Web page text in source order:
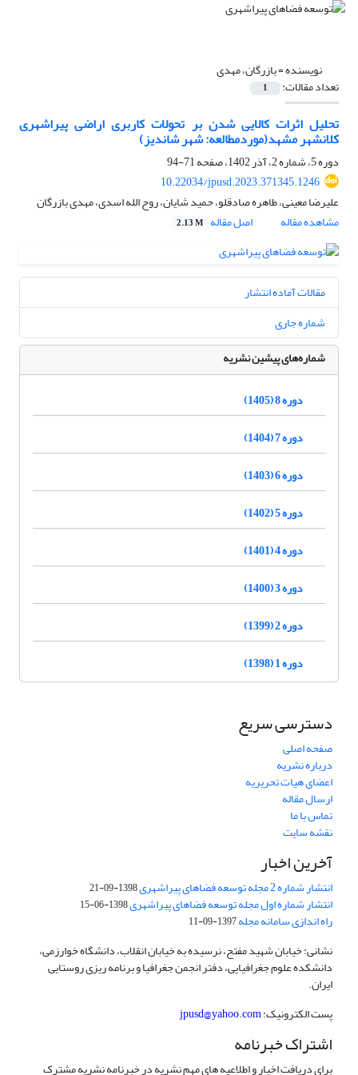
نویسنده =بازرگان، مهدی
تعداد مقالات: 1
تحلیل اثرات کالایی شدن بر تحولات کاربری اراضی پیراشهری
کلانشهر مشهد(موردمطالعه: شهر شاندیز)
دوره 5، شماره 2، آذر 1402، صفحه
71-94
10.22034/jpusd.2023.371345.1246
علیرضا معینی، طاهره صادقلو، حمید شایان، روح الله اسدی، مهدی بازرگان
مشاهده مقاله
اصل مقاله 2.13 M
مقالات آماده انتشار
شماره جاری
شماره‌های پیشین نشریه
دوره 8 (1405)
دوره 7 (1404)
دوره 6 (1403)
دوره 5 (1402)
دوره 4 (1401)
دوره 3 (1400)
دوره 2 (1399)
دوره 1 (1398)
دسترسی سریع
صفحه اصلی
درباره نشریه
اعضای هیات تحریریه
ارسال مقاله
تماس با ما
نقشه سایت
آخرین اخبار
انتشار شماره 2 مجله توسعه فضاهای پیراشهری 1398-09-21
انتشار شماره اول مجله توسعه فضاهای پیراشهری1398-06-15
راه اندازی سامانه مجله1397-09-11
نشانی: خیابان شهید مفتح، نرسیده به خیابان انقلاب، دانشگاه خوارزمی،
دانشکده علوم جغرافیایی، دفتر انجمن جغرافیا و برنامه ریزی روستایی
ایران.
پست الکترونیک:jpusd@yahoo.com
اشتراک خبرنامه
برای دریافت اخبار و اطلاعیه های مهم نشریه در خبرنامه نشریه مشترک